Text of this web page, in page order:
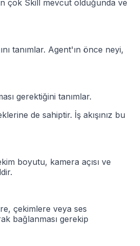
çok Skill mevcut olduğunda ve
tanımlar. Agent'ın önce neyi,
gerektiğini tanımlar.
de sahiptir. İş akışınız bu
boyutu, kamera açısı ve
çekimlere veya ses
bağlanması gerekip